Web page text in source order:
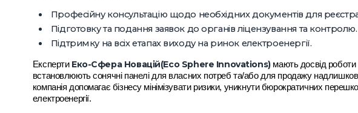
Професійну консультацію щодо необхідних документів для
Підготовку та подання заявок до органів ліцензування та контролю.
Підтримку на всіх етапах виходу на ринок електроенергії.
Експерти Еко-Сфера Новацій(Eco Sphere Innovations)мають досвід
встановлюють сонячні панелі для власних потреб та/або для продажу
компанія допомагає бізнесу мінімізувати ризики, уникнути бюрократичних
електроенергії.